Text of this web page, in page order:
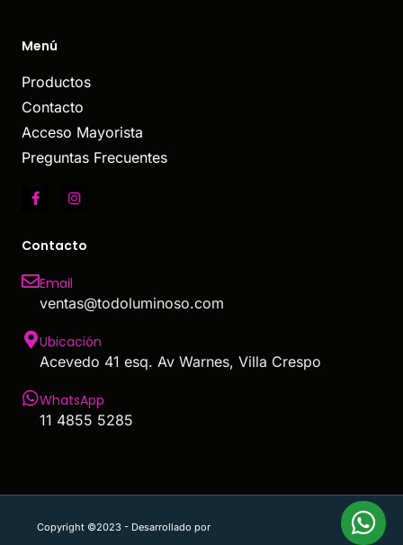
Menú
Productos
Contacto
Acceso Mayorista
Preguntas Frecuentes
Contacto
Email
ventas@todoluminoso.com
Ubicación
Acevedo 41 esq. Av Warnes, Villa Crespo
WhatsApp
11 4855 5285
Copyright ©2023 - Desarrollado por